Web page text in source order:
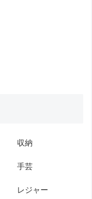
収納
手芸
レジャー